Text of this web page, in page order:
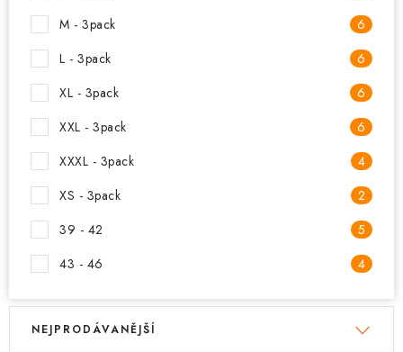
M - 3pack
6
L - 3pack
6
XL - 3pack
6
XXL - 3pack
6
XXXL - 3pack
4
XS - 3pack
2
39 - 42
5
43 - 46
4
V
Ř
NEJPRODÁVANĚJŠÍ